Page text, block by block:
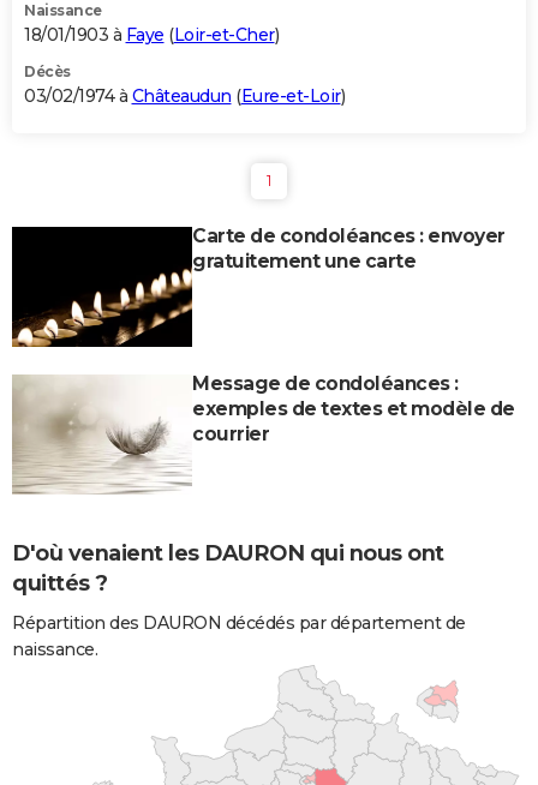
Naissance
18/01/1903 à Faye (Loir-et-Cher)
Décès
03/02/1974 à Châteaudun (Eure-et-Loir)
1
Carte de condoléances : envoyer
gratuitement une carte
Message de condoléances :
exemples de textes et modèle de
courrier
D'où venaient les DAURON qui nous ont
quittés ?
Répartition des DAURON décédés par département de
naissance.